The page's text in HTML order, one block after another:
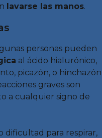
lavarse las manos.
personas pueden
al ácido hialurónico,
picazón, o hinchazón
graves son
a cualquier signo de
dificultad para respirar,